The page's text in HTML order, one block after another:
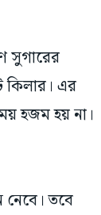
সুগারের
কিলার। এর
হজম হয় না।
নেবে। তবে